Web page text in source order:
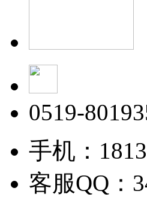
0519-
手机：
客服QQ：